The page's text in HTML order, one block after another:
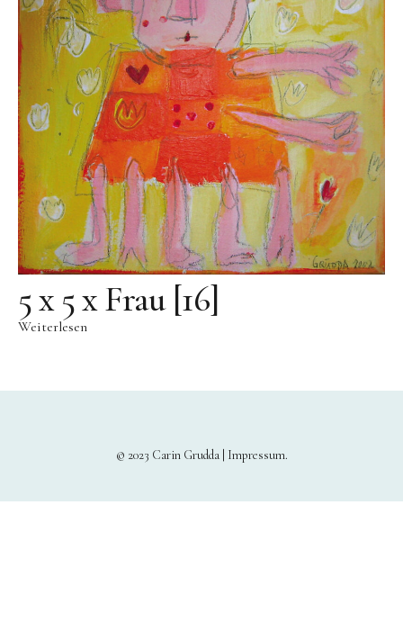
Impressum
Datenschutz
5 x 5 x Frau [16]
Weiterlesen
© 2023 Carin Grudda | Impressum